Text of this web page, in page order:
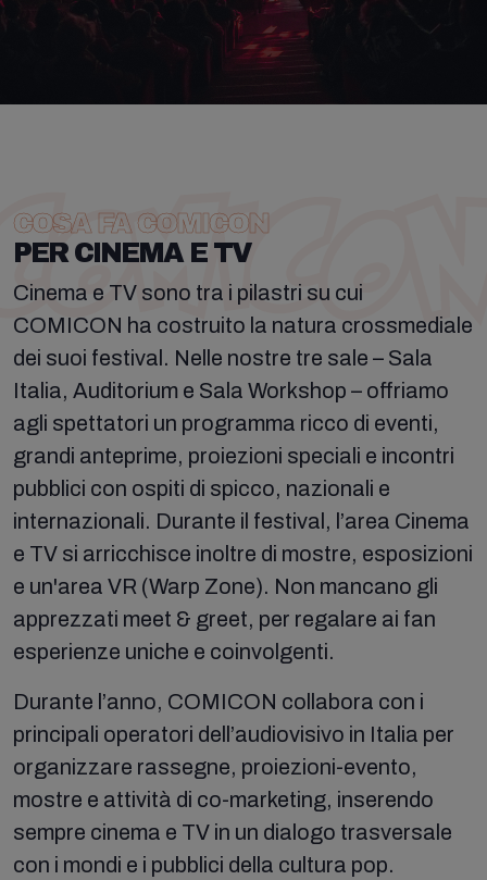
COSA FA COMICON
PER CINEMA E TV
Cinema e TV sono tra i pilastri su cui
COMICON ha costruito la natura crossmediale
dei suoi festival. Nelle nostre tre sale – Sala
Italia, Auditorium e Sala Workshop – offriamo
agli spettatori un programma ricco di eventi,
grandi anteprime, proiezioni speciali e incontri
pubblici con ospiti di spicco, nazionali e
internazionali. Durante il festival, l’area Cinema
e TV si arricchisce inoltre di mostre, esposizioni
e un'area VR (Warp Zone). Non mancano gli
apprezzati meet & greet, per regalare ai fan
esperienze uniche e coinvolgenti.
Durante l’anno, COMICON collabora con i
principali operatori dell’audiovisivo in Italia per
organizzare rassegne, proiezioni-evento,
mostre e attività di co-marketing, inserendo
sempre cinema e TV in un dialogo trasversale
con i mondi e i pubblici della cultura pop.